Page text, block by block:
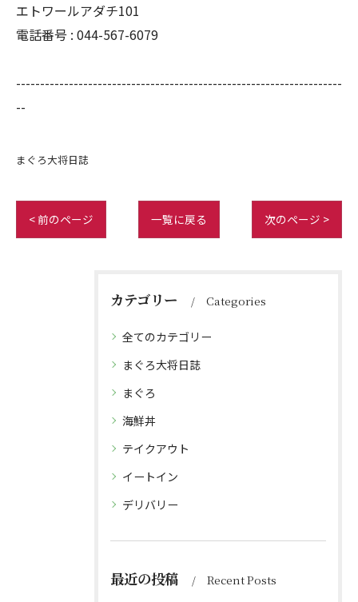
エトワールアダチ101
電話番号 : 044-567-6079
--------------------------------------------------------------------
--
まぐろ大将日誌
< 前のページ 一覧に戻る 次のページ >
カテゴリー Categories
全てのカテゴリー
まぐろ大将日誌
まぐろ
海鮮丼
テイクアウト
イートイン
デリバリー
最近の投稿 Recent Posts